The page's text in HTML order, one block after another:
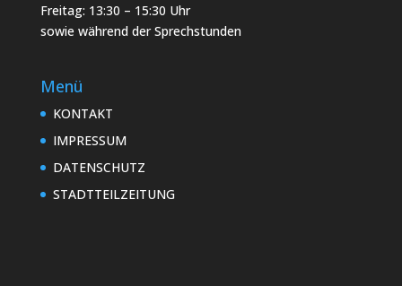
Freitag: 13:30 – 15:30 Uhr
sowie während der Sprechstunden
Menü
KONTAKT
IMPRESSUM
DATENSCHUTZ
STADTTEILZEITUNG